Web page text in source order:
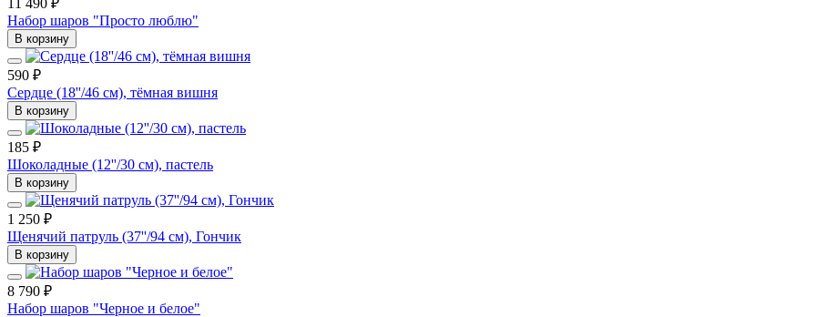
Набор шаров "Просто люблю"
В корзину
590 ₽
Сердце (18''/46 см), тёмная вишня
В корзину
185 ₽
Шоколадные (12''/30 см), пастель
В корзину
1 250 ₽
Щенячий патруль (37''/94 см), Гончик
В корзину
8 790 ₽
Набор шаров "Черное и белое"